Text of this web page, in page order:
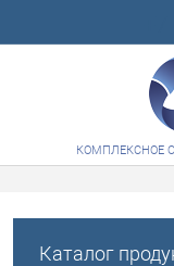
КОМПЛЕКСНОЕ
Каталог